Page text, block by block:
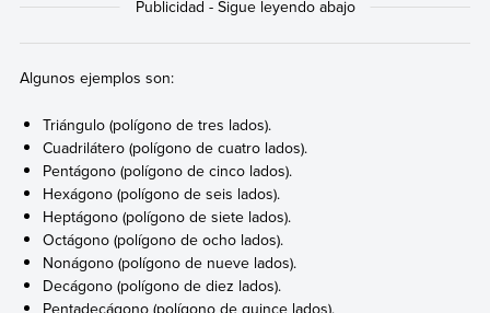
Algunos ejemplos son:
Triángulo (polígono de tres lados).
Cuadrilátero (polígono de cuatro lados).
Pentágono (polígono de cinco lados).
Hexágono (polígono de seis lados).
Heptágono (polígono de siete lados).
Octágono (polígono de ocho lados).
Nonágono (polígono de nueve lados).
Decágono (polígono de diez lados).
Pentadecágono (polígono de quince lados).